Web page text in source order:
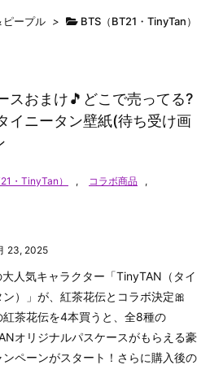
ピープル > BTS（BT21・TinyTan）
スおまけ🎵どこで売ってる?
イニータン壁紙(待ち受け画
・TinyTan） , コラボ商品
,
23, 2025
大人気キャラクター「TinyTAN（タイ
ン）」が、紅茶花伝とコラボ決定🎀
紅茶花伝を4本買うと、全8種の
オリジナルパスケースがもらえる豪
ンペーンがスタート！さらに購入後の